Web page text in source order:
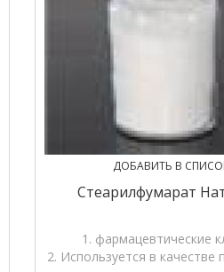
ДОБАВИТЬ В
Стеарилфумарат
1. фармацевтические
2. Используется в качестве